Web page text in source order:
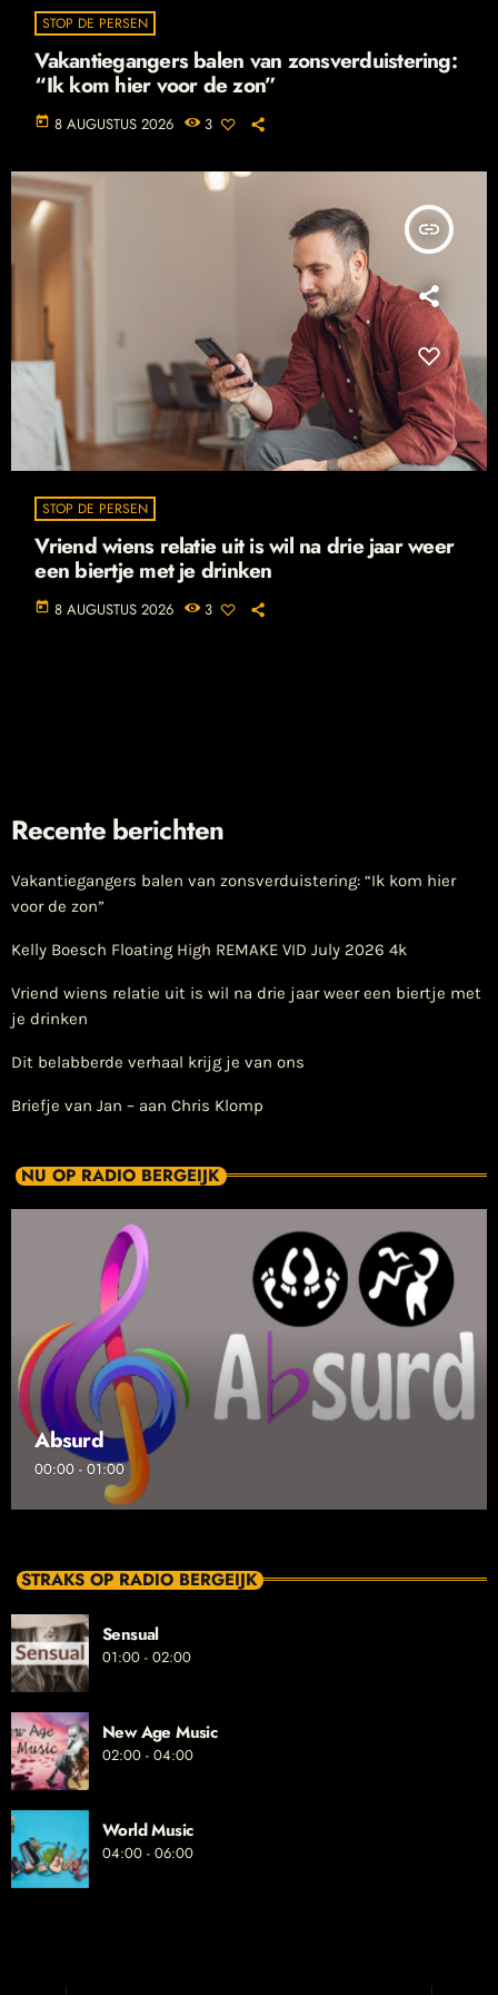
STOP DE PERSEN
Vakantiegangers balen van zonsverduistering:
“Ik kom hier voor de zon”
today 8 AUGUSTUS 2026 3
insert_link
STOP DE PERSEN
Vriend wiens relatie uit is wil na drie jaar weer
een biertje met je drinken
today 8 AUGUSTUS 2026 3
Recente berichten
Vakantiegangers balen van zonsverduistering: “Ik kom hier
voor de zon”
Kelly Boesch Floating High REMAKE VID July 2026 4k
Vriend wiens relatie uit is wil na drie jaar weer een biertje met
je drinken
Dit belabberde verhaal krijg je van ons
Briefje van Jan – aan Chris Klomp
NU OP RADIO BERGEIJK
Absurd
00:00 - 01:00
STRAKS OP RADIO BERGEIJK
Sensual
01:00 - 02:00
New Age Music
02:00 - 04:00
World Music
04:00 - 06:00